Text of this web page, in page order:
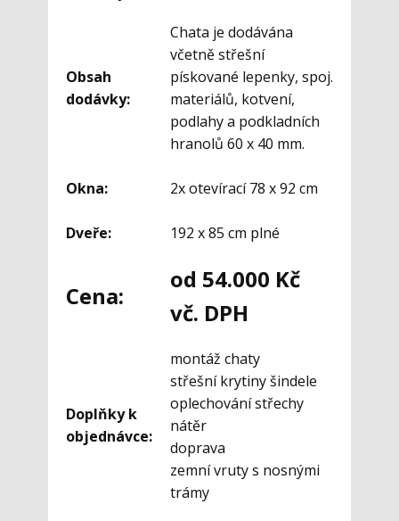
Obsah
dodávky:
Chata je dodávána
včetně střešní
pískované lepenky, spoj.
materiálů, kotvení,
podlahy a podkladních
hranolů 60 x 40 mm.
Okna: 2x otevírací 78 x 92 cm
Dveře: 192 x 85 cm plné
Cena:
od 54.000 Kč
vč. DPH
Doplňky k
objednávce:
montáž chaty
střešní krytiny šindele
oplechování střechy
nátěr
doprava
zemní vruty s nosnými
trámy